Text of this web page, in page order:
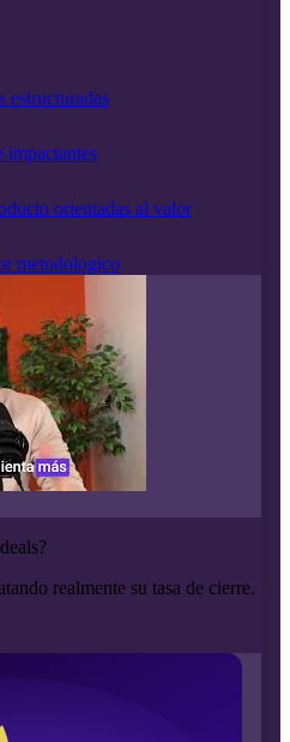
estructuradas
impactantes
orientadas al valor
metodologico
realmente su tasa de cierre.